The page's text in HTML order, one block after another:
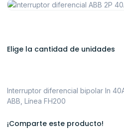
Elige la cantidad de unidades
Interruptor diferencial bipolar In
ABB, Línea FH200
¡Comparte este producto!